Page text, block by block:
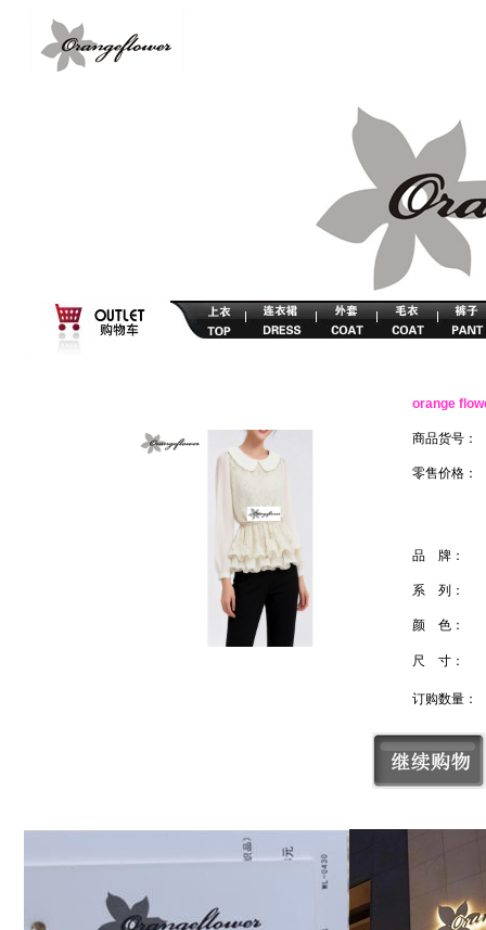
orange
商品货号：
零售价格：
品 牌：
系 列：
颜 色：
尺 寸：
订购数量：